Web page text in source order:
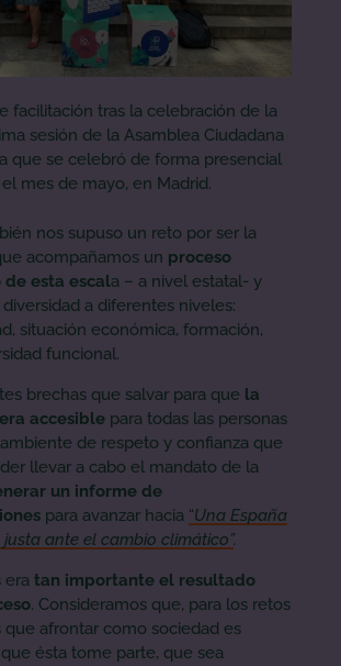
facilitación tras la celebración de la
sesión de la Asamblea Ciudadana
que se celebró de forma presencial
mes de mayo, en Madrid.
nos supuso un reto por ser la
acompañamos un proceso
esta escala – a nivel estatal- y
a diferentes niveles:
situación económica, formación,
funcional.
brechas que salvar para que la
accesiblepara todas las personas
de respeto y confianza que
llevar a cabo el mandato de la
un informe de
para avanzar hacia “Una España
ante el cambio climático”.
era tan importante el resultado
. Consideramos que, para los retos
afrontar como sociedad es
ésta tome parte, que sea